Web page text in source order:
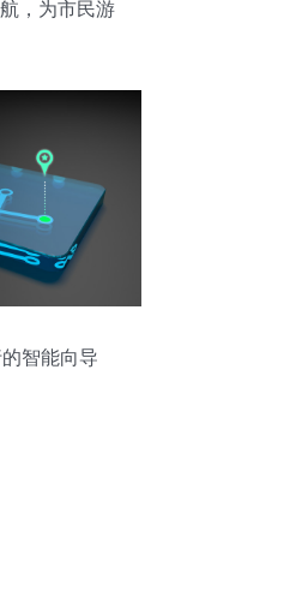
，为市民游
智能向导